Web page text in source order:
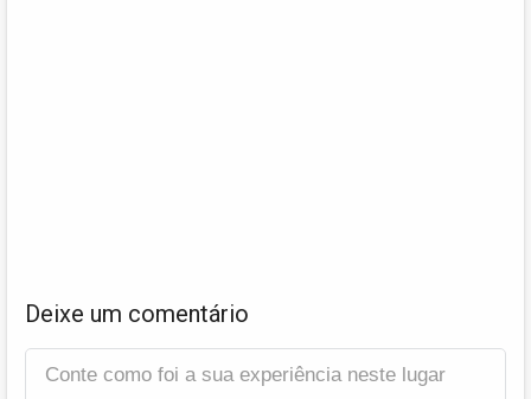
Deixe um comentário